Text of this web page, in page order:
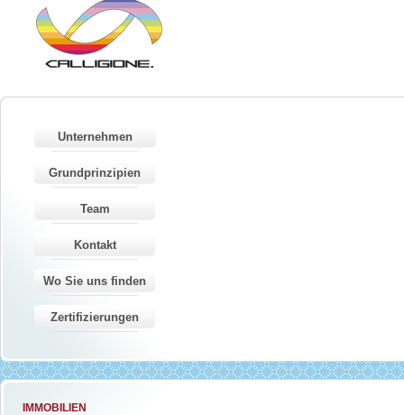
Unternehmen
Grundprinzipien
Team
Kontakt
Wo Sie uns finden
Zertifizierungen
IMMOBILIEN